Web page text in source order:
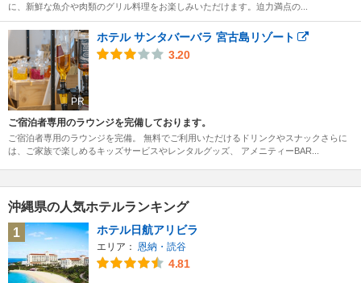
に、新鮮な魚介や肉類のグリル料理をお楽しみいただけます。迫力満点の...
PR
ホテル サンタバーバラ 宮古島リゾート
3.20
ご宿泊者専用のラウンジを完備しております。
ご宿泊者専用のラウンジを完備。 無料でご利用いただけるドリンクやスナックさらに
は、ご家族で楽しめるキッズサービスやレンタルグッズ、 アメニティーBAR...
沖縄県の人気ホテルランキング
1
ホテル日航アリビラ
エリア： 恩納・読谷
4.81